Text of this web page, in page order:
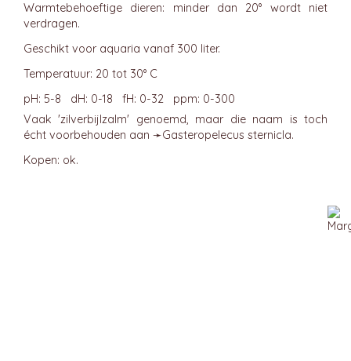
Warmtebehoeftige dieren: minder dan 20° wordt niet
verdragen.
Geschikt voor aquaria vanaf 300 liter.
Temperatuur: 20 tot 30° C
pH: 5-8 dH: 0-18 fH: 0-32 ppm: 0-300
Vaak 'zilverbijlzalm' genoemd, maar die naam is toch
écht voorbehouden aan ➛Gasteropelecus sternicla.
Kopen: ok.